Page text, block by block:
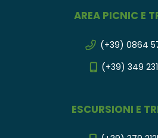
AREA PICNIC E
(+39) 0864
(+39) 349
ESCURSIONI E